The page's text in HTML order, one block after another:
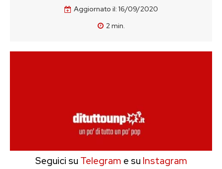
Aggiornato il: 16/09/2020
2min.
Seguici su Telegram e su Instagram